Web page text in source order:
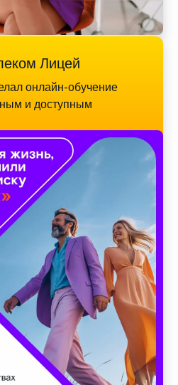
Лицей
онлайн-обучение
и доступным